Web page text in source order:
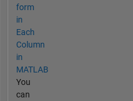
form
in
Each
Column
in
MATLAB
You
can